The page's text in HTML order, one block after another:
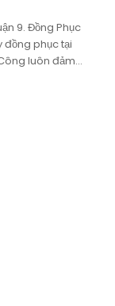
9. Đồng Phục
đồng phục tại
luôn đảm